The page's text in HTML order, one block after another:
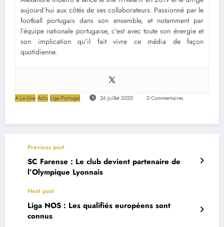
aujourd’hui aux côtés de ses collaborateurs. Passionné par le
football portugais dans son ensemble, et notamment par
l’équipe nationale portugaise, c’est avec toute son énergie et
son implication qu’il fait vivre ce média de façon
quotidienne.
A La Une Actu Liga Portugal 26 Juillet 2020 0 Commentaires
Previous post
SC Farense : Le club devient partenaire de
l’Olympique Lyonnais
Next post
Liga NOS : Les qualifiés européens sont
connus